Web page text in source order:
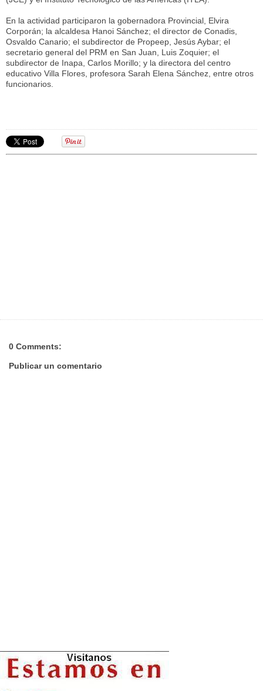
En la actividad participaron la gobernadora Provincial, Elvira
Corporán; la alcaldesa Hanoi Sánchez; el director de Conadis,
Osvaldo Canario; el subdirector de Propeep, Jesús Aybar; el
secretario general del PRM en San Juan, Luis Zoquier; el
subdirector de Inapa, Carlos Morillo; y la directora del centro
educativo Villa Flores, profesora Sarah Elena Sánchez, entre otros
funcionarios.
0 Comments:
Publicar un comentario